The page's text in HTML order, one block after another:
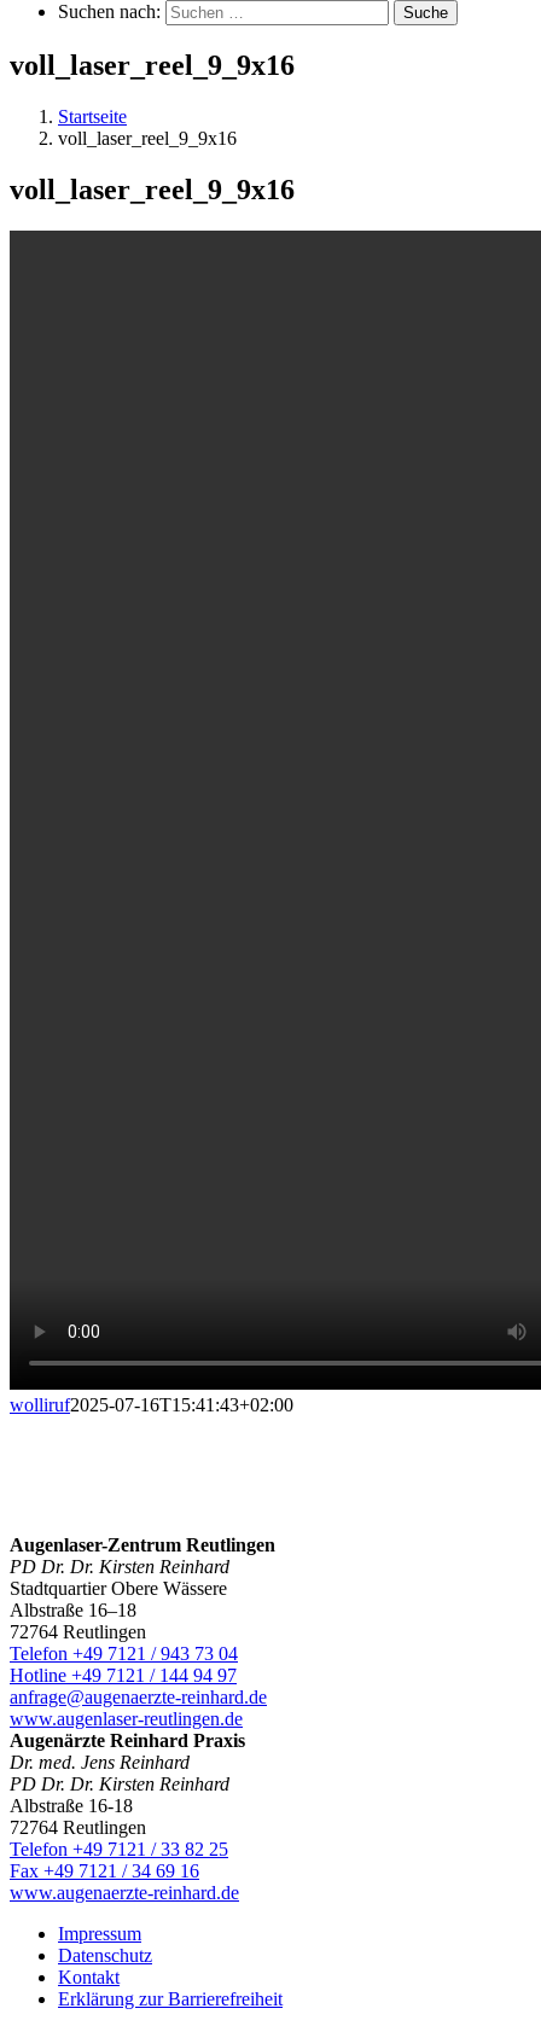
Suchen nach:
Suche
voll_laser_reel_9_9x16
Startseite
voll_laser_reel_9_9x16
voll_laser_reel_9_9x16
wolliruf2025-07-16T15:41:43+02:00
Augenlaser-Zentrum Reutlingen
PD Dr. Dr. Kirsten Reinhard
Stadtquartier Obere Wässere
Albstraße 16–18
72764 Reutlingen
Telefon +49 7121 / 943 73 04
Hotline +49 7121 / 144 94 97
anfrage@augenaerzte-reinhard.de
www.augenlaser-reutlingen.de
Augenärzte Reinhard Praxis
Dr. med. Jens Reinhard
PD Dr. Dr. Kirsten Reinhard
Albstraße 16-18
72764 Reutlingen
Telefon +49 7121 / 33 82 25
Fax +49 7121 / 34 69 16
www.augenaerzte-reinhard.de
Impressum
Datenschutz
Kontakt
Erklärung zur Barrierefreiheit